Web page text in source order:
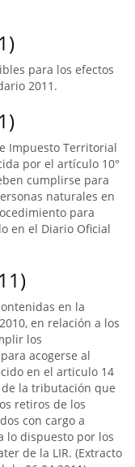
para los efectos
2011.
Impuesto Territorial
por el artículo 10°
cumplirse para
naturales en
para
en el Diario Oficial
en la
en relación a los
los
acogerse al
en el articulo 14
la tributación que
retiros de los
con cargo a
lo dispuesto por los
de la LIR. (Extracto